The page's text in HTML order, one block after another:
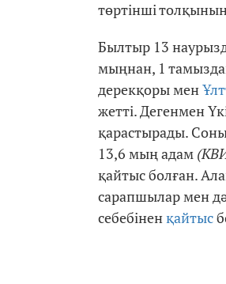
төртінші
Былтыр 13
мыңнан, 1
дерекқоры мен
жетті. Дегенмен
қарастырады.
13,6 мың адам
қайтыс болған.
сарапшылар мен
себебіненқайтыс